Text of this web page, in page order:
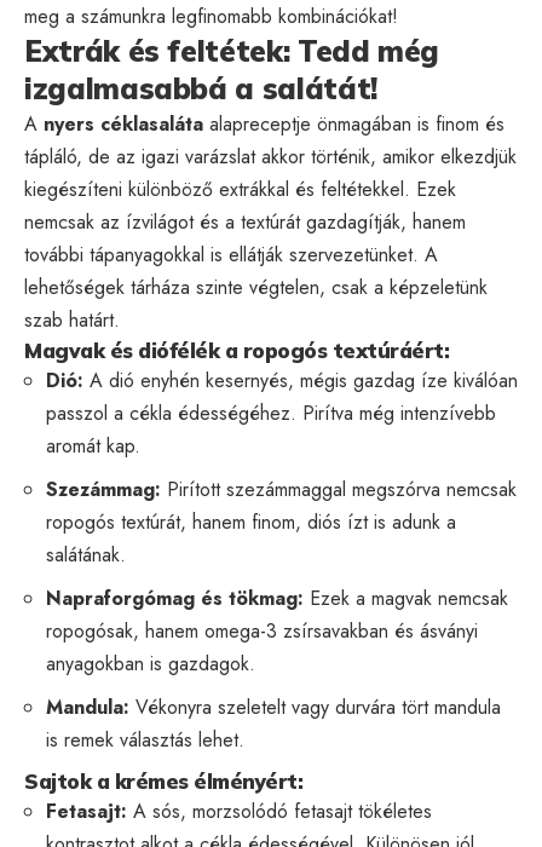
meg a számunkra legfinomabb kombinációkat!
Extrák és feltétek: Tedd még
izgalmasabbá a salátát!
A nyers céklasaláta alapreceptje önmagában is finom és
tápláló, de az igazi varázslat akkor történik, amikor elkezdjük
kiegészíteni különböző extrákkal és feltétekkel. Ezek
nemcsak az ízvilágot és a textúrát gazdagítják, hanem
további tápanyagokkal is ellátják szervezetünket. A
lehetőségek tárháza szinte végtelen, csak a képzeletünk
szab határt.
Magvak és diófélék a ropogós textúráért:
Dió: A dió enyhén kesernyés, mégis gazdag íze kiválóan
passzol a cékla édességéhez. Pirítva még intenzívebb
aromát kap.
Szezámmag: Pirított szezámmaggal megszórva nemcsak
ropogós textúrát, hanem finom, diós ízt is adunk a
salátának.
Napraforgómag és tökmag: Ezek a magvak nemcsak
ropogósak, hanem omega-3 zsírsavakban és ásványi
anyagokban is gazdagok.
Mandula: Vékonyra szeletelt vagy durvára tört mandula
is remek választás lehet.
Sajtok a krémes élményért:
Fetasajt: A sós, morzsolódó fetasajt tökéletes